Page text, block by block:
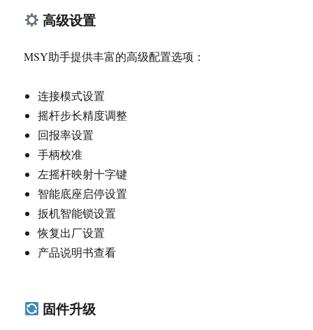
️ 高级设置
MSY助手提供丰富的高级配置选项：
连接模式设置
摇杆步长精度调整
回报率设置
手柄校准
左摇杆映射十字键
智能底座启停设置
扳机智能锁设置
恢复出厂设置
产品说明书查看
固件升级